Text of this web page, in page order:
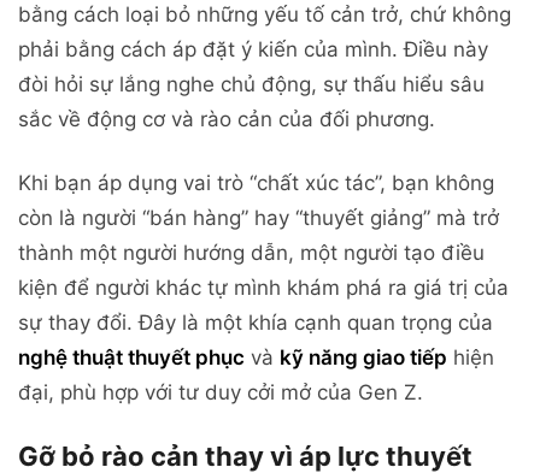
bằng cách loại bỏ những yếu tố cản trở, chứ không
phải bằng cách áp đặt ý kiến của mình. Điều này
đòi hỏi sự lắng nghe chủ động, sự thấu hiểu sâu
sắc về động cơ và rào cản của đối phương.
Khi bạn áp dụng vai trò “chất xúc tác”, bạn không
còn là người “bán hàng” hay “thuyết giảng” mà trở
thành một người hướng dẫn, một người tạo điều
kiện để người khác tự mình khám phá ra giá trị của
sự thay đổi. Đây là một khía cạnh quan trọng của
nghệ thuật thuyết phục và kỹ năng giao tiếp hiện
đại, phù hợp với tư duy cởi mở của Gen Z.
Gỡ bỏ rào cản thay vì áp lực thuyết